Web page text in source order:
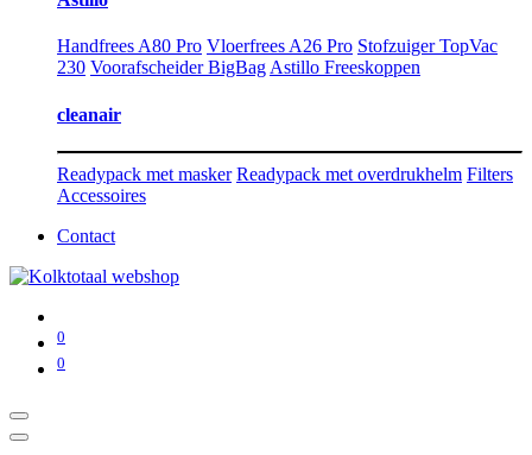
Handfrees A80 Pro Vloerfrees A26 Pro Stofzuiger TopVac
230 Voorafscheider BigBag Astillo Freeskoppen
cleanair
Readypack met masker Readypack met overdrukhelm Filters
Accessoires
Contact
0
0